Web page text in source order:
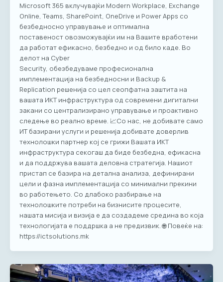
Microsoft 365 вклучувајќи Modern Workplace, Exchange
Online, Teams, SharePoint, OneDrive и Power Apps со
безбедносно управување и оптимална
поставеност овозможувајќи им на Вашите вработени
да работат ефикасно, безбедно и од било каде. Во
делот на Cyber
Security, oбезбедуваме професионална
имплементација на безбедносни и Backup &
Replication решенија со цел сеопфатна заштита на
вашата ИKТ инфраструктура од современи дигитални
закани со централизирано управување и проактивно
следење во реално време. 📈Со нас, не добивате само
ИТ базирани услуги и решенија добивате доверлив
технолошки партнер кој се грижи Вашата ИКТ
инфраструктура секогаш да биде безбедна, ефикасна
и да поддржува вашата деловна стратегија. Нашиот
пристап се базира на детална анализа, дефинирани
цели и фазна имплементација со минимални прекини
во работењето. Со длабоко разбирање на
технолошките потреби на бизнисите процесите,
нашата мисија и визија е да создадеме средина во која
технологијата е поддршка а не предизвик. 🌐 Повеќе на:
https://ictsolutions.mk